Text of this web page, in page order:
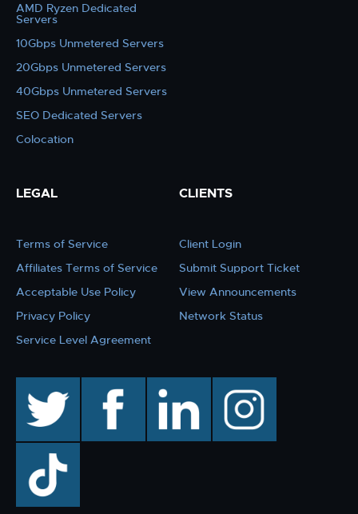
AMD Ryzen Dedicated
Servers
10Gbps Unmetered Servers
20Gbps Unmetered Servers
40Gbps Unmetered Servers
SEO Dedicated Servers
Colocation
LEGAL
Terms of Service
Affiliates Terms of Service
Acceptable Use Policy
Privacy Policy
Service Level Agreement
CLIENTS
Client Login
Submit Support Ticket
View Announcements
Network Status
facebook linkedin instagram
TikTok